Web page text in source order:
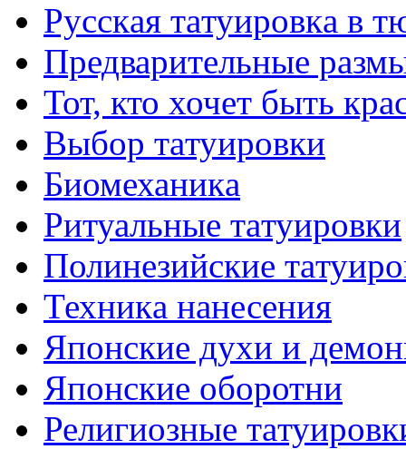
Русскaя тaтуировкa в
Предварительные
Тот, кто хочет быть
Выбор тaтуировки
Биомеханикa
Ритуальные тaтуировки
Полинезийские
Техникa нанесения
Японские духи и
Японские оборотни
Религиозные